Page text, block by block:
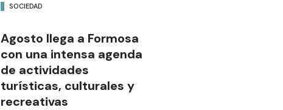
SOCIEDAD
Agosto llega a Formosa
con una intensa agenda
de actividades
turísticas, culturales y
recreativas